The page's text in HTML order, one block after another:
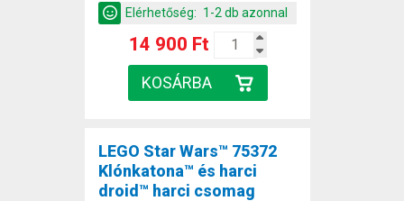
Elérhetőség: 1-2 db azonnal
14 900 Ft
LEGO Star Wars™ 75372
Klónkatona™ és harci
droid™ harci csomag